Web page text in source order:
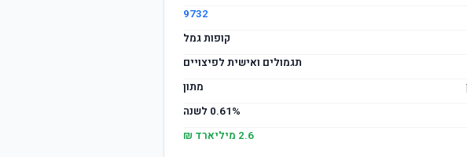
9732
קופות גמל
תגמולים ואישית לפיצויים
מתון
0.61% לשנה
2.6 מיליארד ₪